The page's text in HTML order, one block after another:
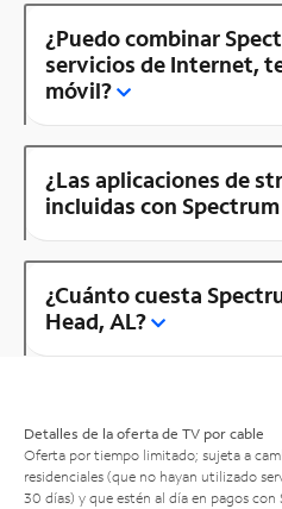
¿Puedo combinar
servicios de Internet,
móvil?
¿Las aplicaciones de
incluidas con
¿Cuánto cuesta
Head, AL?
Detalles de la oferta de TV por cable
Oferta por tiempo limitado; sujeta a
residenciales (que no hayan utilizado
30 días) y que estén al día en pagos con